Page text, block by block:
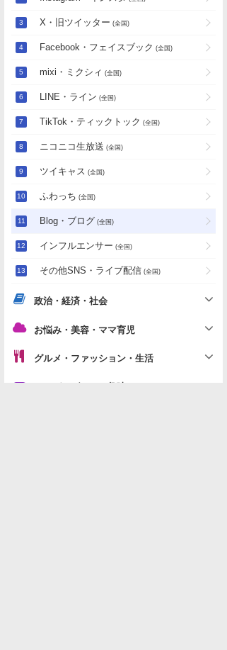
X・旧ツイッター (全国)
Facebook・フェイスブック (全国)
mixi・ミクシィ (全国)
LINE・ライン (全国)
TikTok・ティックトック (全国)
ニコニコ生放送 (全国)
ツイキャス (全国)
ふわっち (全国)
Blog・ブログ (全国)
インフルエンサー (全国)
その他SNS・ライブ配信 (全国)
政治・経済・社会
お悩み・美容・ママ育児
グルメ・ファッション・生活
マンガ・ゲーム・趣味